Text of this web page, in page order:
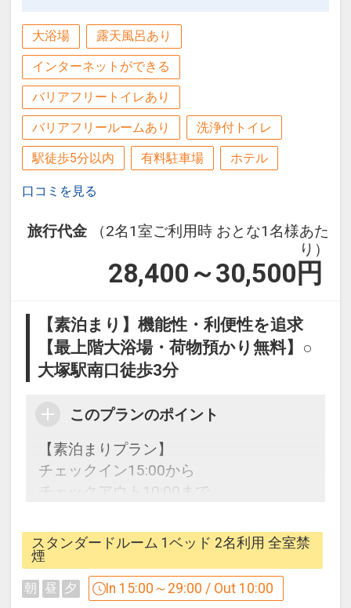
■アイロン
■各種携帯充電器
■爪切り
■加湿器
※在庫が無い場合もございますので予め
ご了承ください。
東京メトロ南北線「駒込駅」徒歩2分
JR山手線「駒込駅」徒歩3分
設定期間：2022年6月8日～2026年10月
200000016763
■BBCワールドニュース 無料放映
■空気中の花粉やカビ菌などのウイルス
を無効化し、脱臭効果のある「ナノイー
Ｘ」を搭載し、従来機より人にやさしい
風の流れを追求した新型エアコンを設置
■通常の浴槽より約20％節水可能かつ、
ゆったり入浴できるオリジナルユニット
バスを採用
Wi-Fi無料接続
のヘッドボードに集約
■電子レンジ
■製氷機
■ズボンプレッサー 各階
※コインランドリーはございません
【貸出備品】
■アイロン
■加湿器
※在庫が無い場合もございますので予め
ご了承ください。
大浴場 露天風呂あり
インターネットができる
バリアフリートイレあり
バリアフリールームあり 洗浄付トイレ
駅徒歩5分以内 有料駐車場 ホテル
口コミを見る
旅行代金
（2名1室ご利用時 おとな1名様あた
り）
28,400～30,500 円
【素泊まり】機能性・利便性を追求
【最上階大浴場・荷物預かり無料】○
大塚駅南口徒歩3分
このプランのポイント
【素泊まりプラン】
チェックイン15:00から
チェックアウト10:00まで
【2泊以上される方へ連泊清掃のご案
内】
当館では地球環境に優しいホテル運営の
ため、連泊時の清掃はご希望の場合のみ
スタンダードルーム 1ベッド 2名利用 全室禁
煙
朝 昼 夕 In 15:00～29:00 / Out 10:00